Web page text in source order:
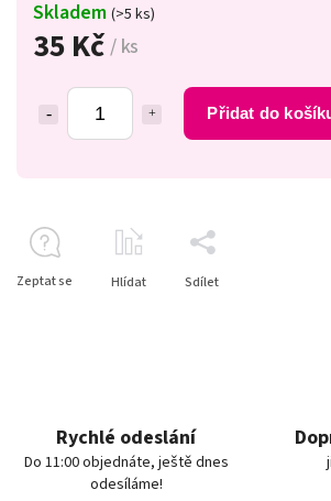
35 Kč/ ks
Přidat do
Skladem (>5 ks)
Zeptat se Hlídat Sdílet
Rychlé odeslání
Do 11:00 objednáte, ještě dnes
odesíláme!